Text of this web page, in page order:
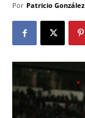
Por Patricio González